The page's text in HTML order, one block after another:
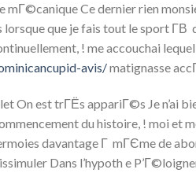
mГ©canique Ce dernier rien
que je fais tout le sport
! me accouchai
avis/matignasse
est trГЁs appariГ©s Je n’ai
du histoire, ! moi et
davantage Г mГЄme de
Dans l’hypoth e